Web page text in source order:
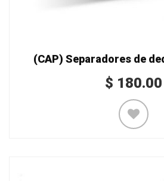
(CAP) Separadores de
$ 180.00